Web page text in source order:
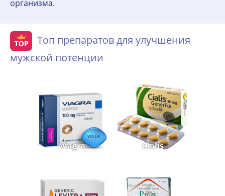
организма.
Топ препаратов для улучшения
мужской потенции
Viagra Cialis